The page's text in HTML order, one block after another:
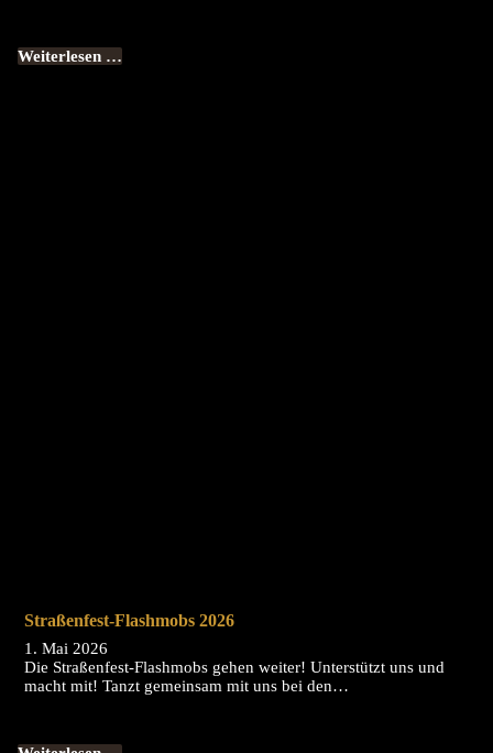
Weiterlesen …
Straßenfest-Flashmobs 2026
1. Mai 2026
Die Straßenfest-Flashmobs gehen weiter! Unterstützt uns und
macht mit! Tanzt gemeinsam mit uns bei den…